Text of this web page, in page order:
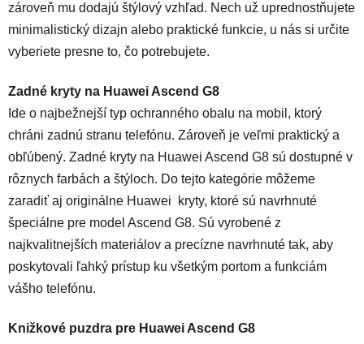
zároveň mu dodajú štýlový vzhľad. Nech už uprednostňujete
minimalistický dizajn alebo praktické funkcie, u nás si určite
vyberiete presne to, čo potrebujete.
Zadné kryty na Huawei Ascend G8
Ide o najbežnejší typ ochranného obalu na mobil, ktorý
chráni zadnú stranu telefónu. Zároveň je veľmi praktický a
obľúbený. Zadné kryty na Huawei Ascend G8 sú dostupné v
rôznych farbách a štýloch. Do tejto kategórie môžeme
zaradiť aj originálne Huawei kryty, ktoré sú navrhnuté
špeciálne pre model Ascend G8. Sú vyrobené z
najkvalitnejších materiálov a precízne navrhnuté tak, aby
poskytovali ľahký prístup ku všetkým portom a funkciám
vášho telefónu.
Knižkové puzdra pre Huawei Ascend G8